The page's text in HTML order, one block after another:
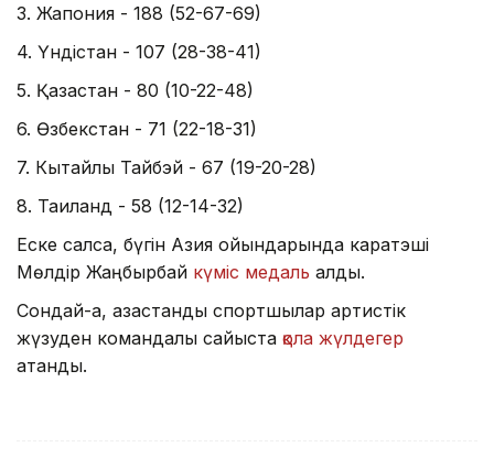
3. Жапония - 188 (52-67-69)
4. Үндістан - 107 (28-38-41)
5. Қазақстан - 80 (10-22-48)
6. Өзбекстан - 71 (22-18-31)
7. Кытайлық Тайбэй - 67 (19-20-28)
8. Таиланд - 58 (12-14-32)
Еске салсақ, бүгін Азия ойындарында каратэші
Мөлдір Жаңбырбай күміс медаль алды.
Сондай-ақ, қазақстандық спортшылар артистік
жүзуден командалық сайыста қола жүлдегер
атанды.